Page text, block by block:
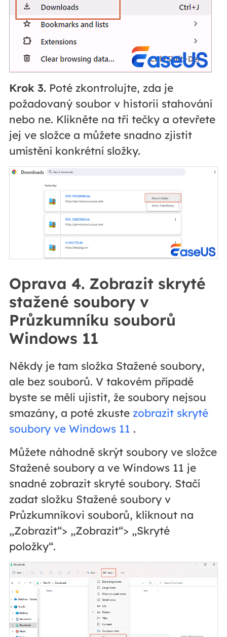
Krok 3.Poté zkontrolujte, zda je
požadovaný soubor v historii stahování
nebo ne. Klikněte na tři tečky a otevřete
jej ve složce a můžete snadno zjistit
umístění konkrétní složky.
Oprava 4. Zobrazit skryté
stažené soubory v
Průzkumníku souborů
Windows 11
Někdy je tam složka Stažené soubory,
ale bez souborů. V takovém případě
byste se měli ujistit, že soubory nejsou
smazány, a poté zkuste zobrazit skryté
soubory ve Windows 11 .
Můžete náhodně skrýt soubory ve složce
Stažené soubory a ve Windows 11 je
snadné zobrazit skryté soubory. Stačí
zadat složku Stažené soubory v
Průzkumníkovi souborů, kliknout na
„Zobrazit“> „Zobrazit“> „Skryté
položky“.